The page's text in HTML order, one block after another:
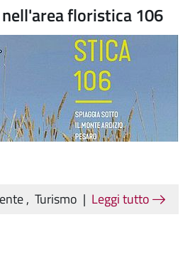
floristica 106
, Turismo | Leggi tutto